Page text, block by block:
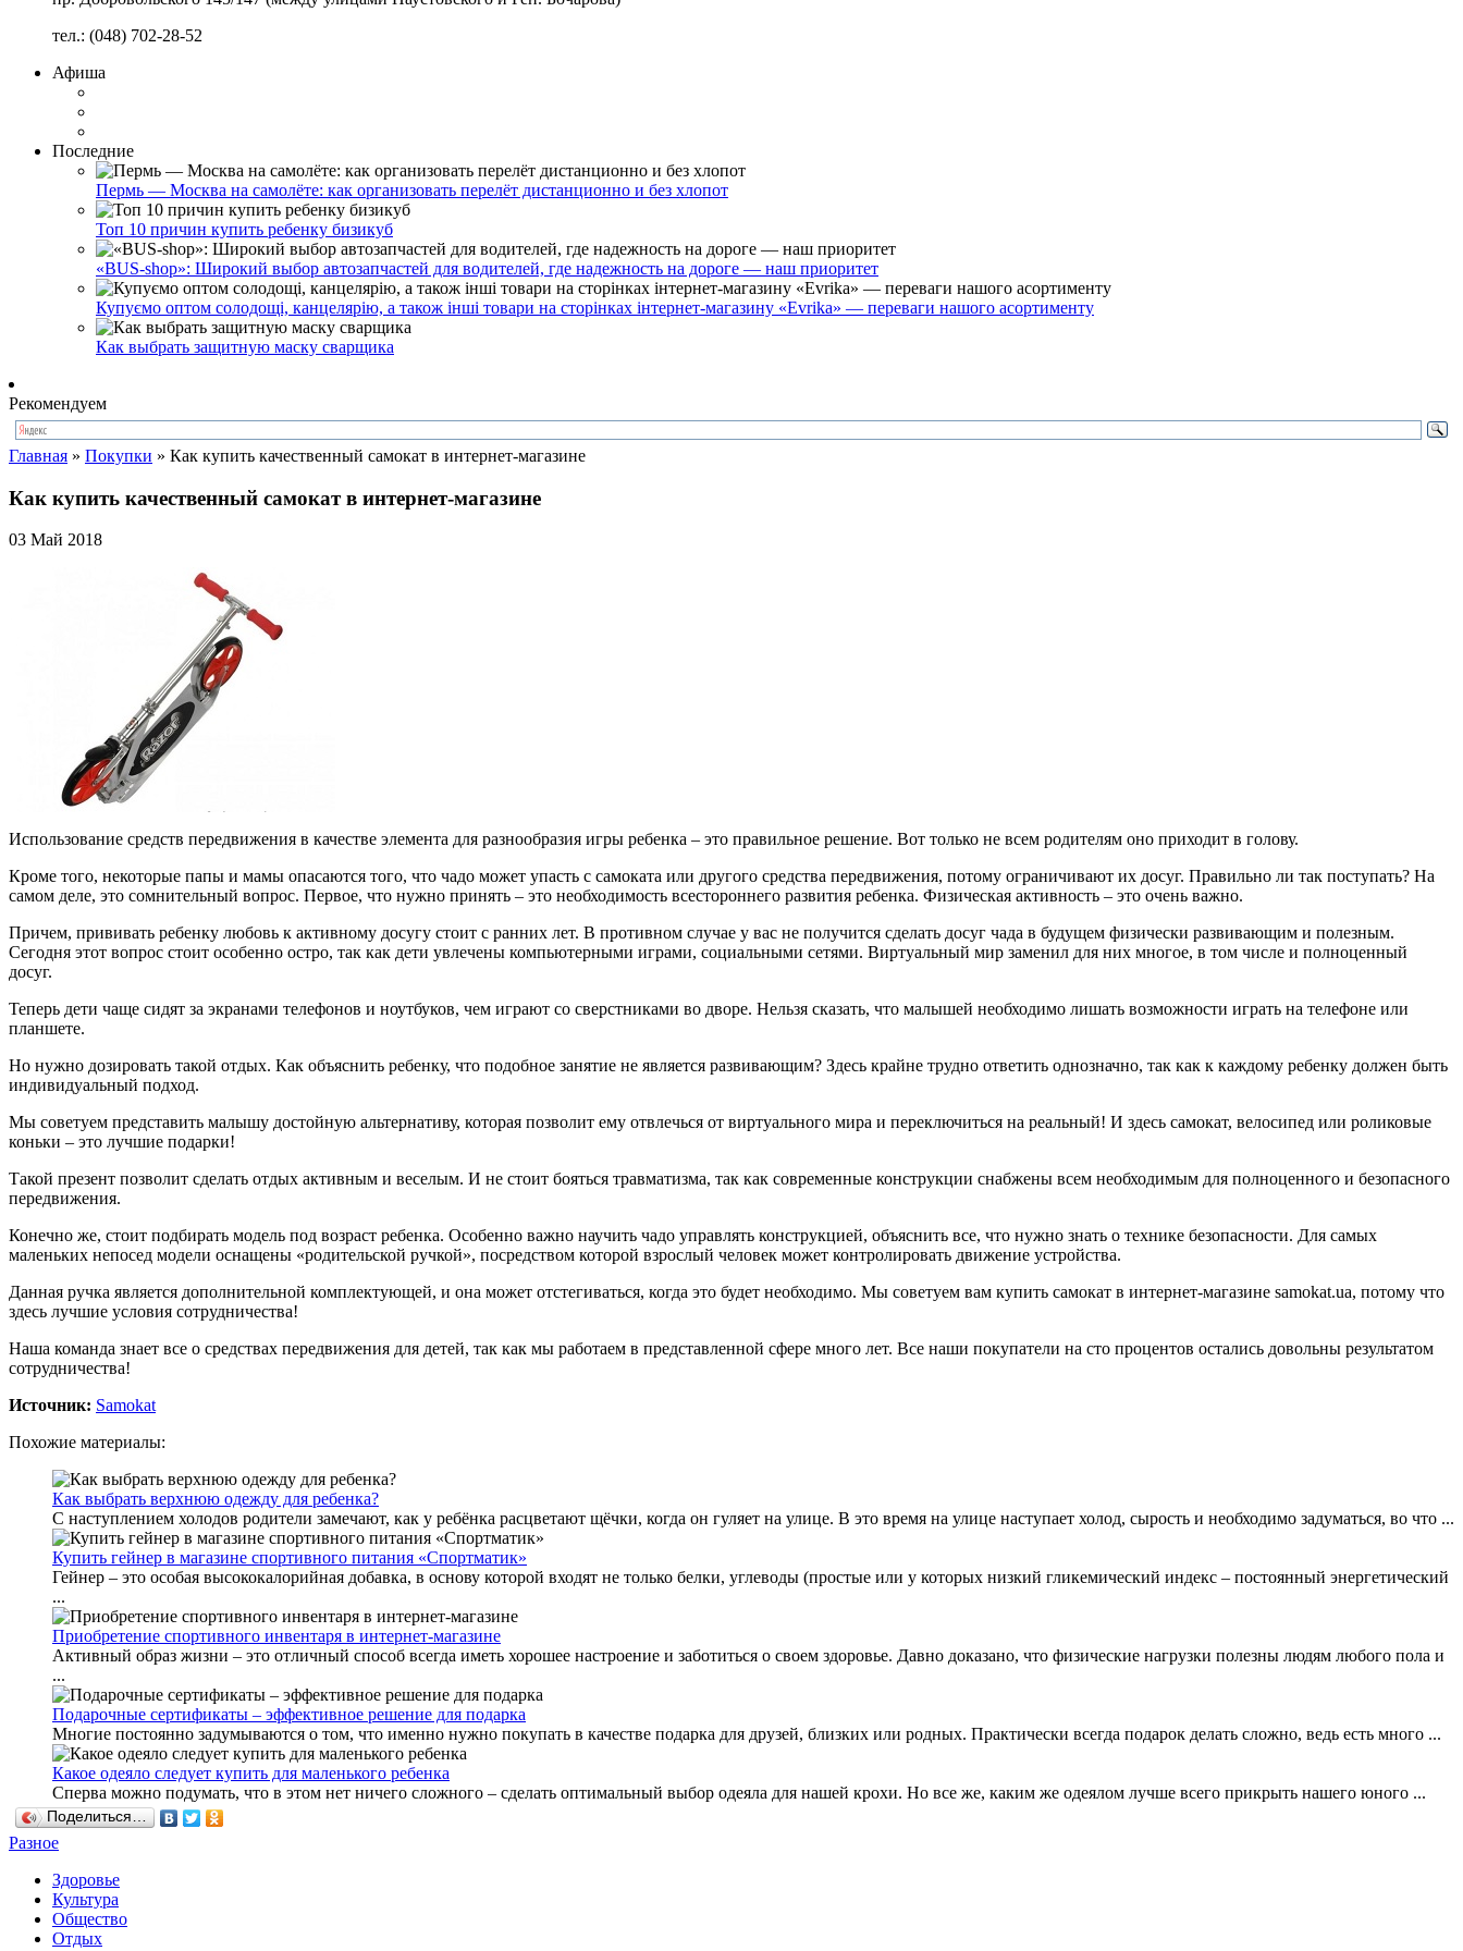
тел.: (048) 702-28-52
Афиша
Последние
Пермь — Москва на самолёте: как организовать перелёт дистанционно и без хлопот
Топ 10 причин купить ребенку бизикуб
«BUS-shop»: Широкий выбор автозапчастей для водителей, где надежность на дороге — наш приоритет
Купуємо оптом солодощі, канцелярію, а також інші товари на сторінках інтернет-магазину «Evrika» — переваги нашого асортименту
Как выбрать защитную маску сварщика
Рекомендуем
Главная » Покупки » Как купить качественный самокат в интернет-магазине
Как купить качественный самокат в интернет-магазине
03 Май 2018
Использование средств передвижения в качестве элемента для разнообразия игры ребенка – это правильное решение. Вот только не всем родителям оно приходит в голову.
Кроме того, некоторые папы и мамы опасаются того, что чадо может упасть с самоката или другого средства передвижения, потому ограничивают их досуг. Правильно ли так поступать? На
самом деле, это сомнительный вопрос. Первое, что нужно принять – это необходимость всестороннего развития ребенка. Физическая активность – это очень важно.
Причем, прививать ребенку любовь к активному досугу стоит с ранних лет. В противном случае у вас не получится сделать досуг чада в будущем физически развивающим и полезным.
Сегодня этот вопрос стоит особенно остро, так как дети увлечены компьютерными играми, социальными сетями. Виртуальный мир заменил для них многое, в том числе и полноценный
досуг.
Теперь дети чаще сидят за экранами телефонов и ноутбуков, чем играют со сверстниками во дворе. Нельзя сказать, что малышей необходимо лишать возможности играть на телефоне или
планшете.
Но нужно дозировать такой отдых. Как объяснить ребенку, что подобное занятие не является развивающим? Здесь крайне трудно ответить однозначно, так как к каждому ребенку должен быть
индивидуальный подход.
Мы советуем представить малышу достойную альтернативу, которая позволит ему отвлечься от виртуального мира и переключиться на реальный! И здесь самокат, велосипед или роликовые
коньки – это лучшие подарки!
Такой презент позволит сделать отдых активным и веселым. И не стоит бояться травматизма, так как современные конструкции снабжены всем необходимым для полноценного и безопасного
передвижения.
Конечно же, стоит подбирать модель под возраст ребенка. Особенно важно научить чадо управлять конструкцией, объяснить все, что нужно знать о технике безопасности. Для самых
маленьких непосед модели оснащены «родительской ручкой», посредством которой взрослый человек может контролировать движение устройства.
Данная ручка является дополнительной комплектующей, и она может отстегиваться, когда это будет необходимо. Мы советуем вам купить самокат в интернет-магазине samokat.ua, потому что
здесь лучшие условия сотрудничества!
Наша команда знает все о средствах передвижения для детей, так как мы работаем в представленной сфере много лет. Все наши покупатели на сто процентов остались довольны результатом
сотрудничества!
Источник: Samokat
Похожие материалы:
Как выбрать верхнюю одежду для ребенка?
С наступлением холодов родители замечают, как у ребёнка расцветают щёчки, когда он гуляет на улице. В это время на улице наступает холод, сырость и необходимо задуматься, во что ...
Купить гейнер в магазине спортивного питания «Спортматик»
Гейнер – это особая высококалорийная добавка, в основу которой входят не только белки, углеводы (простые или у которых низкий гликемический индекс – постоянный энергетический
...
Приобретение спортивного инвентаря в интернет-магазине
Активный образ жизни – это отличный способ всегда иметь хорошее настроение и заботиться о своем здоровье. Давно доказано, что физические нагрузки полезны людям любого пола и
...
Подарочные сертификаты – эффективное решение для подарка
Многие постоянно задумываются о том, что именно нужно покупать в качестве подарка для друзей, близких или родных. Практически всегда подарок делать сложно, ведь есть много ...
Какое одеяло следует купить для маленького ребенка
Сперва можно подумать, что в этом нет ничего сложного – сделать оптимальный выбор одеяла для нашей крохи. Но все же, каким же одеялом лучше всего прикрыть нашего юного ...
Поделиться…
Разное
Здоровье
Культура
Общество
Отдых